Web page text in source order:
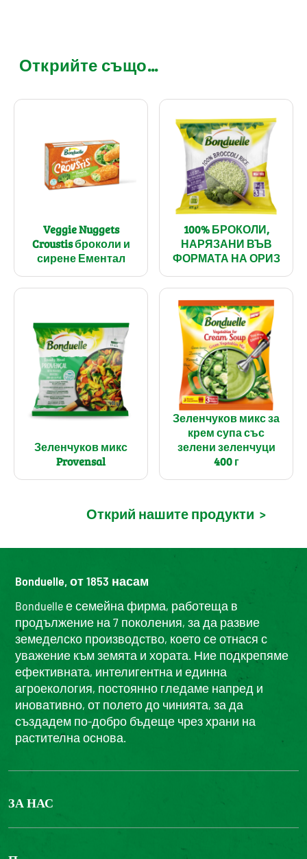
Открийте също...
Veggie Nuggets
Croustis броколи и
сирене Ементал
100% БРОКОЛИ,
НАРЯЗАНИ ВЪВ
ФОРМАТА НА ОРИЗ
Зеленчуков микс
Provensal
Зеленчуков микс за
крем супа със
зелени зеленчуци
400 г
Открий нашите продукти >
Bonduelle, от 1853 насам
Bonduelle е семейна фирма, работеща в
продължение на 7 поколения, за да развие
земеделско производство, което се отнася с
уважение към земята и хората. Ние подкрепяме
ефективната, интелигентна и единна
агроекология, постоянно гледаме напред и
иновативно, от полето до чинията, за да
създадем по-добро бъдеще чрез храни на
растителна основа.
ЗА НАС
БОНДЮЕЛ ГРУП